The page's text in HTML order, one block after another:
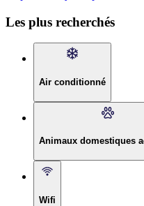
Les plus recherchés
Air conditionné
Animaux domestiques
Wifi